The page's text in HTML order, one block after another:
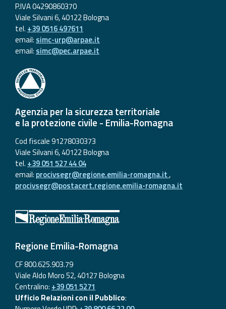
P.IVA 04290860370
Viale Silvani 6, 40122 Bologna
tel. +39 0516 497611
email: simc-urp@arpae.it
email: simc@pec.arpae.it
Agenzia per la sicurezza territoriale
e la protezione civile - Emilia-Romagna
Cod fiscale 91278030373
Viale Silvani 6, 40122 Bologna
tel. +39 051 527 44 04
email: procivsegr@regione.emilia-romagna.it,
procivsegr@postacert.regione.emilia-romagna.it
Regione Emilia-Romagna
CF 800.625.903.79
Viale Aldo Moro 52, 40127 Bologna
Centralino: +39 051 5271
Ufficio Relazioni con il Pubblico: